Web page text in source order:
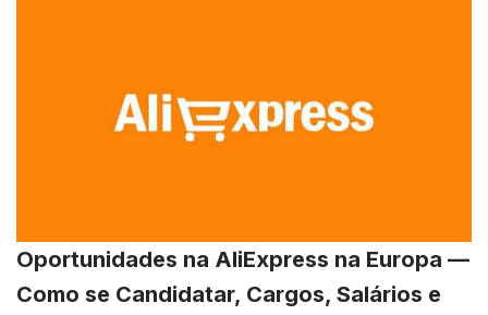
Oportunidades na AliExpress na Europa —
Como se Candidatar, Cargos, Salários e